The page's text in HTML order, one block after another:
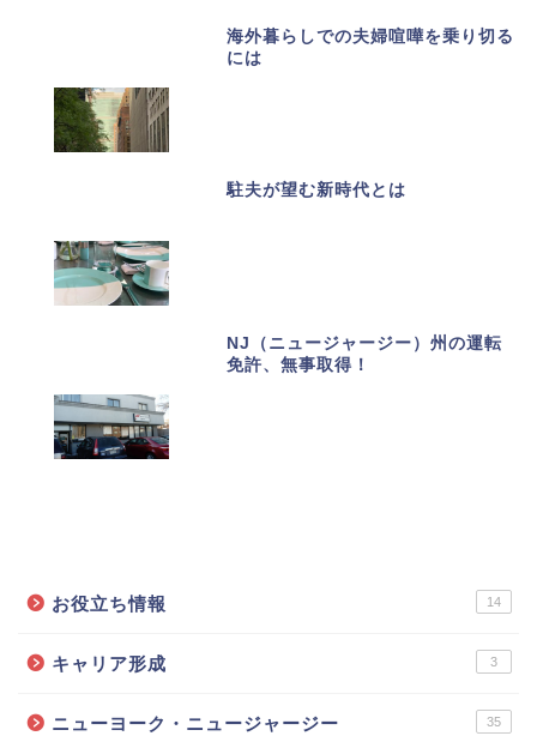
海外暮らしでの夫婦喧嘩を乗り切る
には
駐夫が望む新時代とは
NJ（ニュージャージー）州の運転
免許、無事取得！
お役立ち情報 14
キャリア形成 3
ニューヨーク・ニュージャージー 35